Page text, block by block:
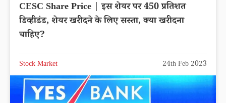
CESC Share Price | इस शेयर पर 450 प्रतिशत
डिव्हीडंड, शेयर खरीदने के लिए सस्ता, क्या खरीदना
चाहिए?
Stock Market 24th Feb 2023